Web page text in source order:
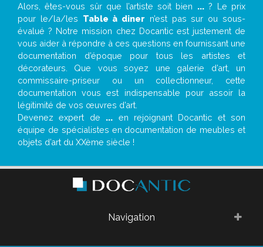
Alors, êtes-vous sûr que l’artiste soit bien ...? Le prix
pour le/la/les Table à diner n’est pas sur ou sous-
évalué ? Notre mission chez Docantic est justement de
vous aider à répondre à ces questions en fournissant une
documentation d’époque pour tous les artistes et
décorateurs. Que vous soyez une galerie d’art, un
commissaire-priseur ou un collectionneur, cette
documentation vous est indispensable pour assoir la
légitimité de vos œuvres d’art.
Devenez expert de ... en rejoignant Docantic et son
équipe de spécialistes en documentation de meubles et
objets d’art du XXème siècle !
Navigation